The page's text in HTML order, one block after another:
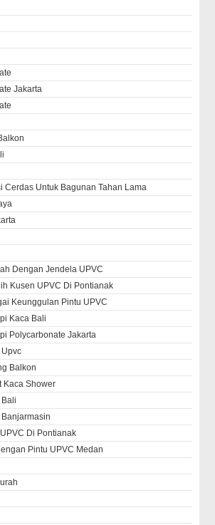
Jakarta
Cerdas Untuk Bagunan Tahan Lama
Dengan Jendela UPVC
Kusen UPVC Di Pontianak
Keunggulan Pintu UPVC
Kaca Bali
Polycarbonate Jakarta
Balkon
Kaca Shower
Di Pontianak
Pintu UPVC Medan